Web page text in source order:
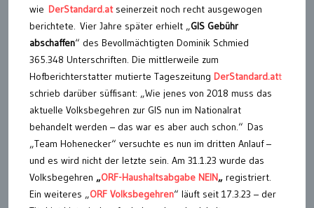
wie DerStandard.atseinerzeit noch recht ausgewogen
berichtete. Vier Jahre später erhielt „GIS Gebühr
abschaffen“ des Bevollmächtigten Dominik Schmied
365.348 Unterschriften. Die mittlerweile zum
Hofberichterstatter mutierte Tageszeitung DerStandard.att
schrieb darüber süffisant: „Wie jenes von 2018 muss das
aktuelle Volksbegehren zur GIS nun im Nationalrat
behandelt werden – das war es aber auch schon.“ Das
„Team Hohenecker“ versuchte es nun im dritten Anlauf –
und es wird nicht der letzte sein. Am 31.1.23 wurde das
Volksbegehren „ORF-Haushaltsabgabe NEIN„ registriert.
Ein weiteres „ORF Volksbegehren“ läuft seit 17.3.23 – der